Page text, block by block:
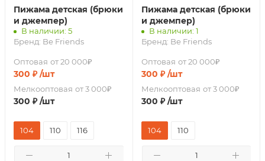
Пижама детская (брюки
и джемпер)
В наличии: 5
Бренд: Be Friends
Оптовая от 20 000₽
300 ₽ /шт
Мелкооптовая от 3 000₽
300 ₽ /шт
104 110 116
Пижама детская (брюки
и джемпер)
В наличии: 1
Бренд: Be Friends
Оптовая от 20 000₽
300 ₽ /шт
Мелкооптовая от 3 000₽
300 ₽ /шт
104 110